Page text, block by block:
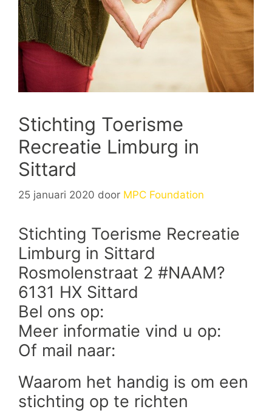
Stichting Toerisme
Recreatie Limburg in
Sittard
25 januari 2020 door MPC Foundation
Stichting Toerisme Recreatie
Limburg in Sittard
Rosmolenstraat 2 #NAAM?
6131 HX Sittard
Bel ons op:
Meer informatie vind u op:
Of mail naar:
Waarom het handig is om een
stichting op te richten